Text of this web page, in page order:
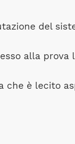
del
alla prova
che è lecito